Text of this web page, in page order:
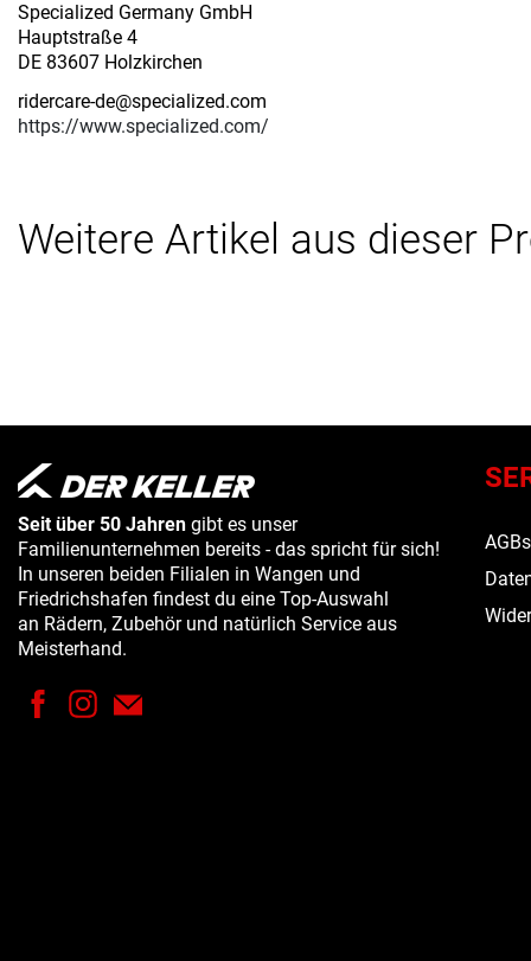
Specialized Germany GmbH
Hauptstraße 4
DE 83607 Holzkirchen
ridercare-de@specialized.com
https://www.specialized.com/
Weitere Artikel aus dieser
Seit über 50 Jahren gibt es unser
Familienunternehmen bereits - das spricht für sich!
In unseren beiden Filialen in Wangen und
Friedrichshafen findest du eine Top-Auswahl
an Rädern, Zubehör und natürlich Service aus
Meisterhand.
AGBs